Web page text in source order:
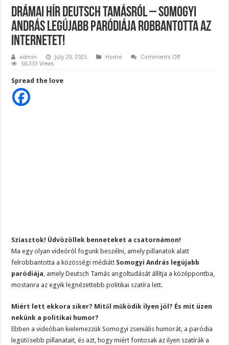
Drámai hír Deutsch Tamásról – Somogyi
András legújabb paródiája robbantotta az
internetet!
admin July 20, 2025 Home Comments Offon
50,333 Views
Spread the love
Sziasztok! Üdvözöllek benneteket a csatornámon!
Ma egy olyan videóról fogunk beszélni, amely pillanatok alatt
felrobbantotta a közösségi médiát! Somogyi András legújabb
paródiája, amely Deutsch Tamás angoltudását állítja a középpontba,
mostanra az egyik legnézettebb politikai szatíra lett.
Miért lett ekkora siker? Mitől működik ilyen jól? És mit üzen
nekünk a politikai humor?
Ebben a videóban kielemezzük Somogyi zseniális humorát, a paródia
legütősebb pillanatait, és azt, hogy miért fontosak az ilyen szatírák a